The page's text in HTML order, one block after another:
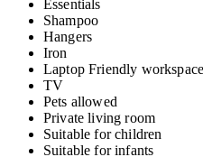
Essentials
Shampoo
Hangers
Iron
Laptop Friendly workspace
TV
Pets allowed
Private living room
Suitable for children
Suitable for infants